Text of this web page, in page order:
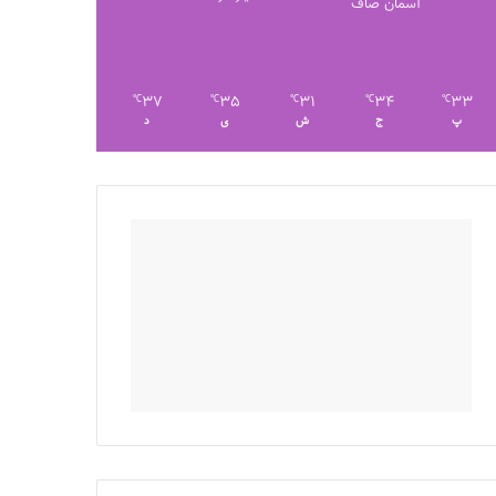
آسمان صاف
33
℃
پ
34
℃
ج
31
℃
ش
35
℃
ی
37
℃
د